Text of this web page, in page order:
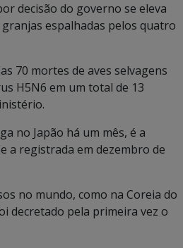
decisão do governo se eleva
espalhadas pelos quatro
70 mortes de aves selvagens
H5N6 em um total de 13
no Japão há um mês, é a
a registrada em dezembro de
no mundo, como na Coreia do
decretado pela primeira vez o